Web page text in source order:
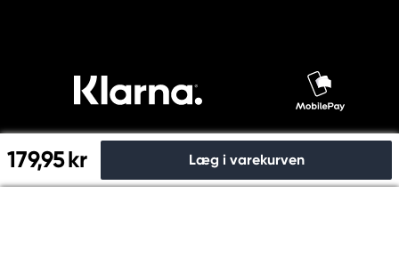
179,95 kr Læg i varekurven